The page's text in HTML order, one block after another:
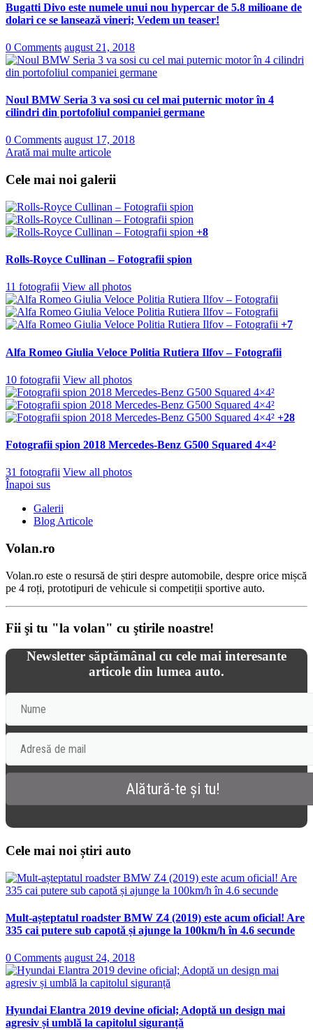
Bugatti Divo este numele unui nou hypercar de 5.8 milioane de
dolari ce se lansează vineri; Vedem un teaser!
0 Comments august 21, 2018
Noul BMW Seria 3 va sosi cu cel mai puternic motor în 4
cilindri din portofoliul companiei germane
0 Comments august 17, 2018
Arată mai multe articole
Cele mai noi galerii
+8
Rolls-Royce Cullinan – Fotografii spion
11 fotografii View all photos
+7
Alfa Romeo Giulia Veloce Politia Rutiera Ilfov – Fotografii
10 fotografii View all photos
+28
Fotografii spion 2018 Mercedes-Benz G500 Squared 4×4²
31 fotografii View all photos
Înapoi sus
Galerii
Blog Articole
Volan.ro
Volan.ro este o resursă de știri despre automobile, despre orice mișcă
pe 4 roți, prototipuri de vehicule si competiții sportive auto.
Fii şi tu "la volan" cu ştirile noastre!
Newsletter săptămânal cu cele mai interesante
articole din lumea auto.
Cele mai noi știri auto
Mult-așteptatul roadster BMW Z4 (2019) este acum oficial! Are
335 cai putere sub capotă și ajunge la 100km/h în 4.6 secunde
0 Comments august 24, 2018
Hyundai Elantra 2019 devine oficial; Adoptă un design mai
agresiv și umblă la capitolul siguranță